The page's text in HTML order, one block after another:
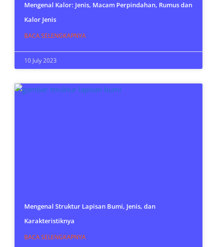
Mengenal Kalor: Jenis, Macam Perpindahan, Rumus dan
Kalor Jenis
BACA SELENGKAPNYA
10 July 2023
Mengenal Struktur Lapisan Bumi, Jenis, dan
Karakteristiknya
BACA SELENGKAPNYA